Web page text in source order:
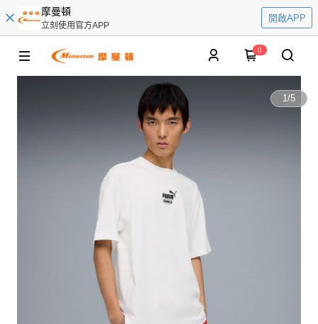
摩曼頓
立刻使用官方APP
開啟APP
0
1/5